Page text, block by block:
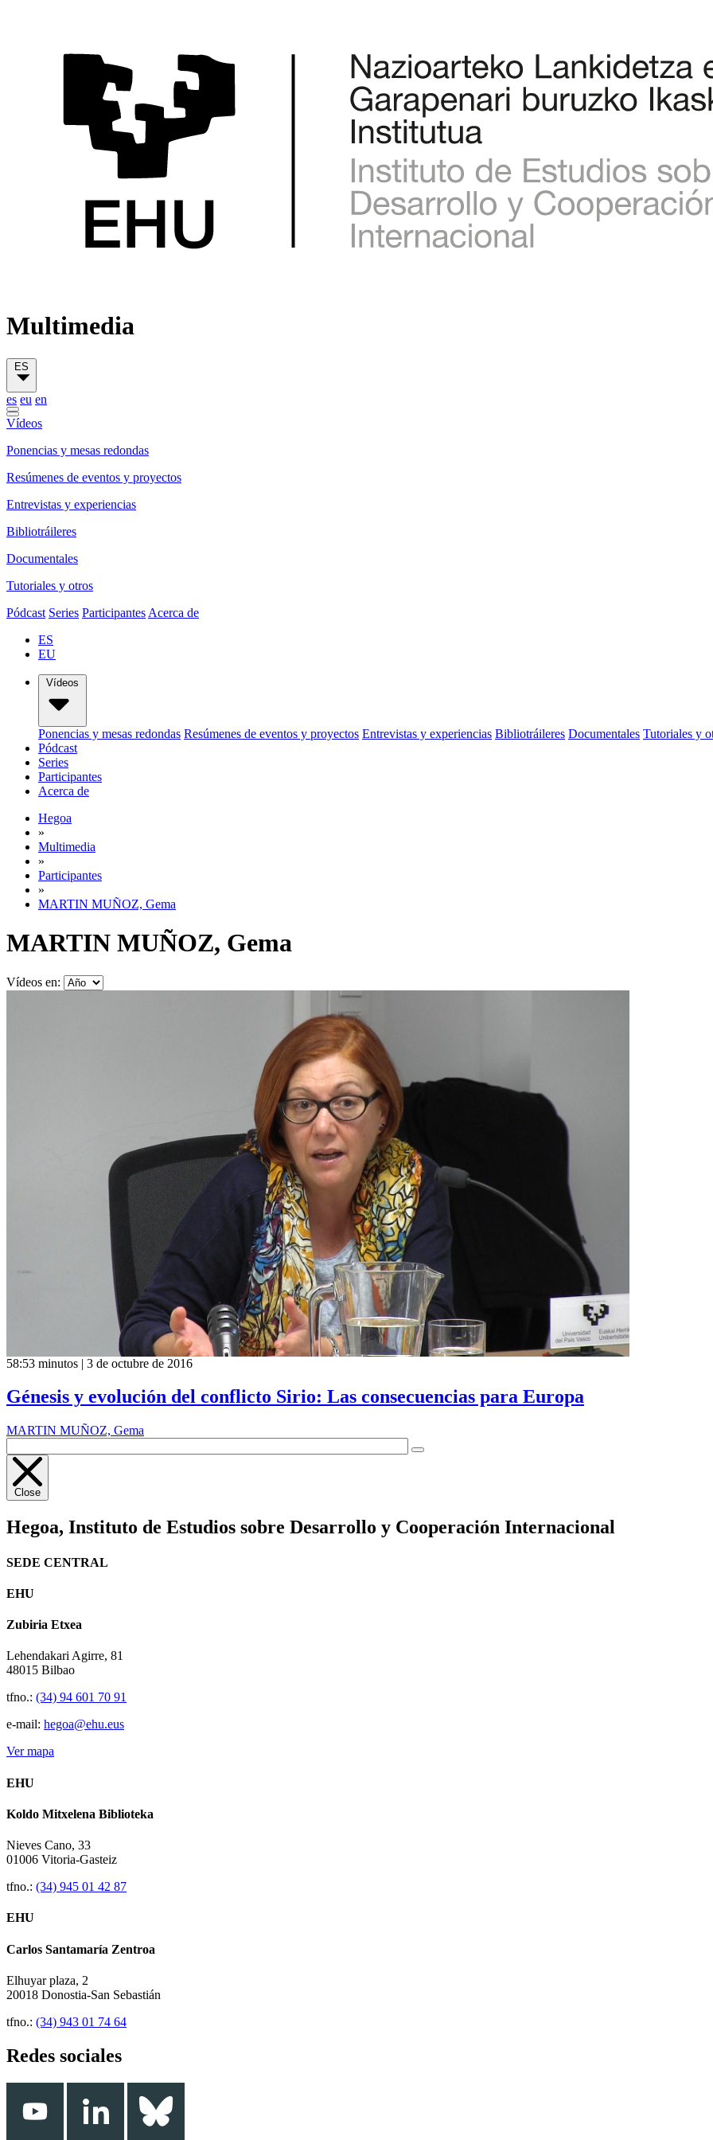
Multimedia
ES
es eu en
Vídeos
Ponencias y mesas redondas
Resúmenes de eventos y proyectos
Entrevistas y experiencias
Bibliotráileres
Documentales
Tutoriales y otros
Pódcast Series Participantes Acerca de
ES
EU
Vídeos
Ponencias y mesas redondas Resúmenes de eventos y proyectos Entrevistas y experiencias Bibliotráileres Documentales Tutoriales y
Pódcast
Series
Participantes
Acerca de
Hegoa
»
Multimedia
»
Participantes
»
MARTIN MUÑOZ, Gema
MARTIN MUÑOZ, Gema
Vídeos en:
58:53 minutos | 3 de octubre de 2016
Génesis y evolución del conflicto Sirio: Las consecuencias para Europa
MARTIN MUÑOZ, Gema
Close
Hegoa, Instituto de Estudios sobre Desarrollo y Cooperación Internacional
SEDE CENTRAL
EHU
Zubiria Etxea
Lehendakari Agirre, 81
48015 Bilbao
tfno.: (34) 94 601 70 91
e-mail: hegoa@ehu.eus
Ver mapa
EHU
Koldo Mitxelena Biblioteka
Nieves Cano, 33
01006 Vitoria-Gasteiz
tfno.: (34) 945 01 42 87
EHU
Carlos Santamaría Zentroa
Elhuyar plaza, 2
20018 Donostia-San Sebastián
tfno.: (34) 943 01 74 64
Redes sociales